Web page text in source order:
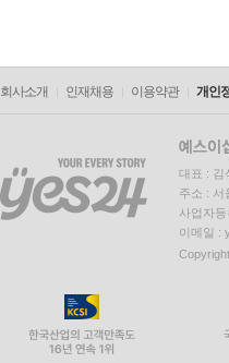
회사소개 인재채용 이용약관 개인
대표 : 김
주소 : 서
사업자
이메일 :